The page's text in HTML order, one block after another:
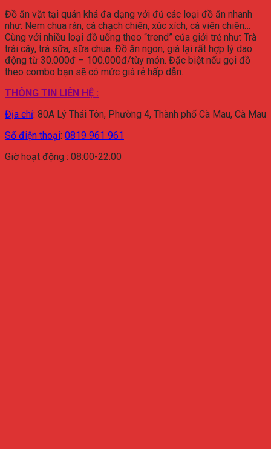
Đồ ăn vặt tại quán khá đa dạng với đủ các loại đồ ăn nhanh
như: Nem chua rán, cá chạch chiên, xúc xích, cá viên chiên…
Cùng với nhiều loại đồ uống theo “trend” của giới trẻ như: Trà
trái cây, trà sữa, sữa chua. Đồ ăn ngon, giá lại rất hợp lý dao
động từ 30.000đ – 100.000đ/tùy món. Đặc biệt nếu gọi đồ
theo combo bạn sẽ có mức giá rẻ hấp dẫn.
THÔNG TIN LIÊN HỆ :
Địa chỉ: 80A Lý Thái Tôn, Phường 4, Thành phố Cà Mau, Cà Mau
Số điện thoại: 0819 961 961
Giờ hoạt động : 08:00-22:00